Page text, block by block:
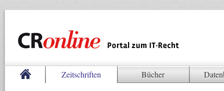
Zeitschriften Bücher